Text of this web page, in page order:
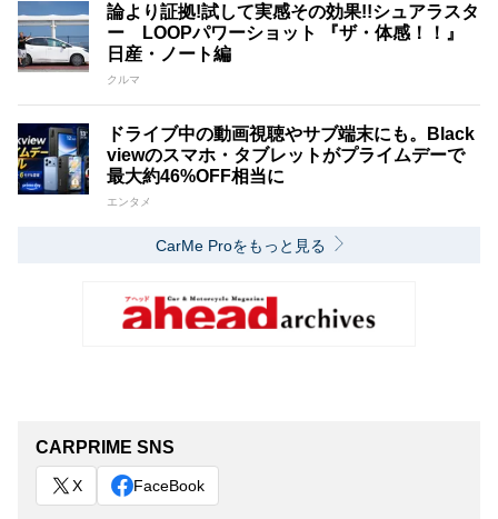
論より証拠!試して実感その効果!!シュアラスタ
ー LOOPパワーショット 『ザ・体感！！』
日産・ノート編
クルマ
ドライブ中の動画視聴やサブ端末にも。Black
viewのスマホ・タブレットがプライムデーで
最大約46%OFF相当に
エンタメ
CarMe Proをもっと見る
CARPRIME SNS
X FaceBook